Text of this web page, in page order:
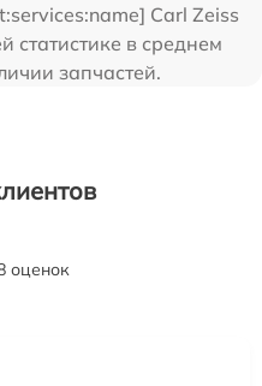
Carl Zeiss
статистике в среднем
запчастей.
оценок